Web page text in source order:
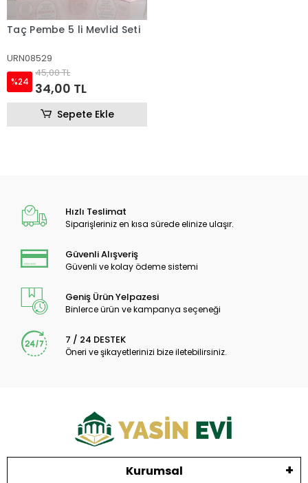
Taç Pembe 5 li Mevlid Seti
URN08529
%24
45,00 TL
34,00 TL
Sepete Ekle
Hızlı Teslimat
Siparişleriniz en kısa sürede elinize ulaşır.
Güvenli Alışveriş
Güvenli ve kolay ödeme sistemi
Geniş Ürün Yelpazesi
Binlerce ürün ve kampanya seçeneği
7 / 24 DESTEK
Öneri ve şikayetlerinizi bize iletebilirsiniz.
Kurumsal